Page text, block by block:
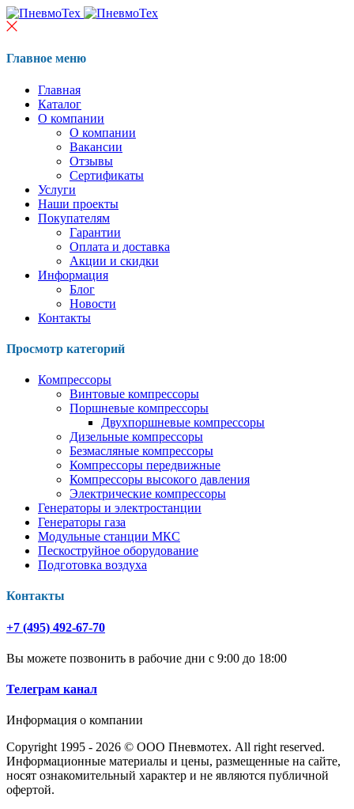
Главное меню
Главная
Каталог
О компании
О компании
Вакансии
Отзывы
Сертификаты
Услуги
Наши проекты
Покупателям
Гарантии
Оплата и доставка
Акции и скидки
Информация
Блог
Новости
Контакты
Просмотр категорий
Компрессоры
Винтовые компрессоры
Поршневые компрессоры
Двухпоршневые компрессоры
Дизельные компрессоры
Безмасляные компрессоры
Компрессоры передвижные
Компрессоры высокого давления
Электрические компрессоры
Генераторы и электростанции
Генераторы газа
Модульные станции МКС
Пескоструйное оборудование
Подготовка воздуха
Контакты
+7 (495) 492-67-70
Вы можете позвонить в рабочие дни с 9:00 до 18:00
Телеграм канал
Информация о компании
Copyright 1995 - 2026 © ООО Пневмотех. All right reserved.
Информационные материалы и цены, размещенные на сайте,
носят ознакомительный характер и не являются публичной
офертой.